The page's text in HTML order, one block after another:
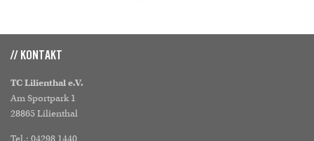
// KONTAKT
TC Lilienthal e.V.
Am Sportpark 1
28865 Lilienthal